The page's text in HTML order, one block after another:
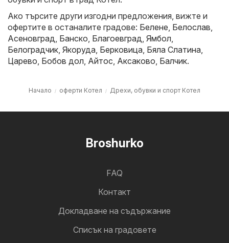
Ако търсите други изгодни предложения, вижте и
офертите в останалите градове: Белене, Белослав,
Асеновград, Банско, Благоевград, Ямбол,
Белоградчик, Якоруда, Берковица, Бяла Слатина,
Царево, Бобов дол, Айтос, Аксаково, Балчик.
Начало оферти Котел Дрехи, обувки и спорт Котел
Broshurko
FAQ
Контакт
Докладване на съдържание
Cписък на градовете